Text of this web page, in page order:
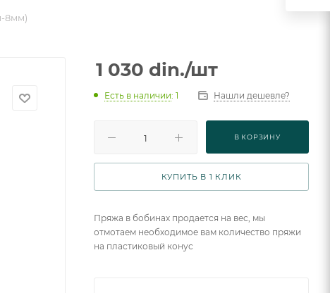
8мм)
1 030 din./шт
Есть в наличии: 1 Нашли дешевле?
В КОРЗИНУ
КУПИТЬ В 1 КЛИК
Пряжа в бобинах продается на вес, мы
отмотаем необходимое вам количество пряжи
на пластиковый конус